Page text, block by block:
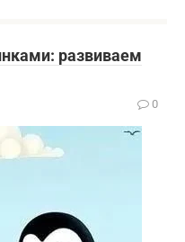
развиваем
0